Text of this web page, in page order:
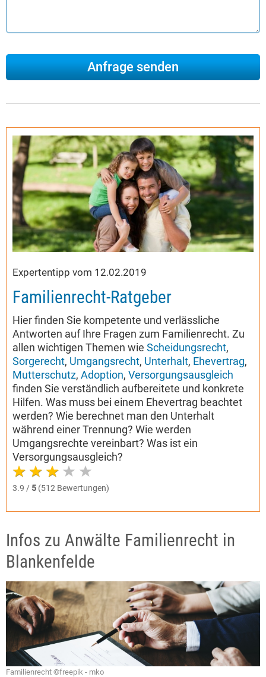
Expertentipp vom 12.02.2019
Familienrecht-Ratgeber
Hier finden Sie kompetente und verlässliche
Antworten auf Ihre Fragen zum Familienrecht. Zu
allen wichtigen Themen wie Scheidungsrecht,
Sorgerecht, Umgangsrecht, Unterhalt, Ehevertrag,
Mutterschutz, Adoption, Versorgungsausgleich
finden Sie verständlich aufbereitete und konkrete
Hilfen. Was muss bei einem Ehevertrag beachtet
werden? Wie berechnet man den Unterhalt
während einer Trennung? Wie werden
Umgangsrechte vereinbart? Was ist ein
Versorgungsausgleich?
3.9 / 5 (512 Bewertungen)
Infos zu Anwälte Familienrecht in
Blankenfelde
Familienrecht ©freepik - mko